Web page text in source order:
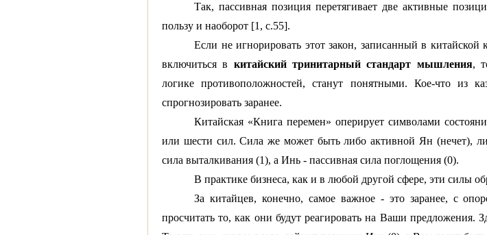
Так, пассивная позиция перетягивает две активные
пользу и наоборот [1, с.55].
Если не игнорировать этот закон, записанный в китайской
включиться в китайский тринитарный стандарт мышления,
логике противоположностей, станут понятными. Кое-что из
спрогнозировать заранее.
Китайская «Книга перемен» оперирует символами
или шести сил. Сила же может быть либо активной Ян (нечет),
сила выталкивания (1), а Инь - пассивная сила поглощения (0).
В практике бизнеса, как и в любой другой сфере, эти силы
За китайцев, конечно, самое важное - это заранее, с
просчитать то, как они будут реагировать на Ваши предложения.